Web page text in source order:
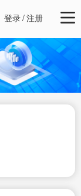
登录/注册